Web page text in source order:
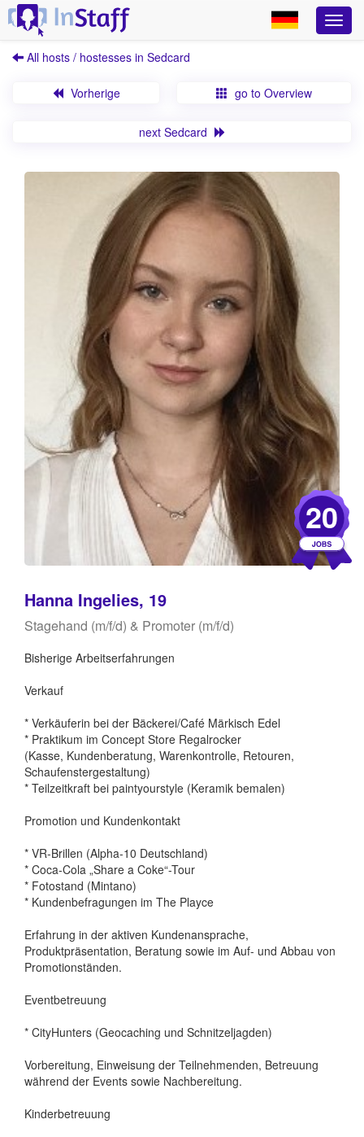
All hosts / hostesses in Sedcard
Vorherige go to Overview
next Sedcard
20
Hanna Ingelies, 19
Stagehand (m/f/d) & Promoter (m/f/d)
Bisherige Arbeitserfahrungen
Verkauf
* Verkäuferin bei der Bäckerei/Café Märkisch Edel
* Praktikum im Concept Store Regalrocker
(Kasse, Kundenberatung, Warenkontrolle, Retouren,
Schaufenstergestaltung)
* Teilzeitkraft bei paintyourstyle (Keramik bemalen)
Promotion und Kundenkontakt
* VR-Brillen (Alpha-10 Deutschland)
* Coca-Cola „Share a Coke“-Tour
* Fotostand (Mintano)
* Kundenbefragungen im The Playce
Erfahrung in der aktiven Kundenansprache,
Produktpräsentation, Beratung sowie im Auf- und Abbau von
Promotionständen.
Eventbetreuung
* CityHunters (Geocaching und Schnitzeljagden)
Vorbereitung, Einweisung der Teilnehmenden, Betreuung
während der Events sowie Nachbereitung.
Kinderbetreuung